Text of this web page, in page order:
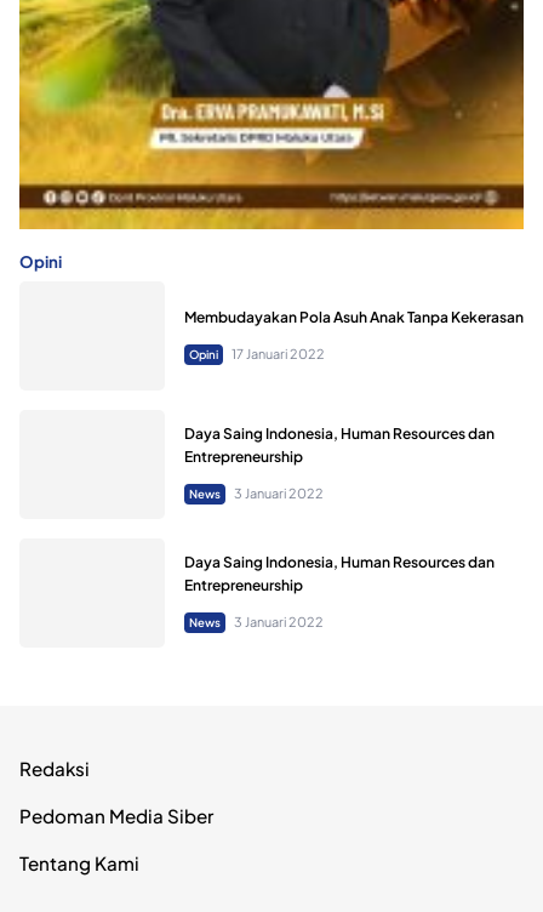
Opini
Membudayakan Pola Asuh Anak Tanpa Kekerasan
Opini 17 Januari 2022
Daya Saing Indonesia, Human Resources dan
Entrepreneurship
News 3 Januari 2022
Daya Saing Indonesia, Human Resources dan
Entrepreneurship
News 3 Januari 2022
Redaksi
Pedoman Media Siber
Tentang Kami